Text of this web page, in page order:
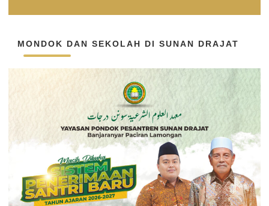
MONDOK DAN SEKOLAH DI SUNAN DRAJAT